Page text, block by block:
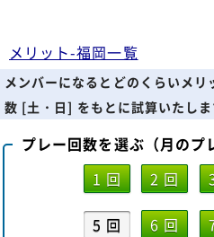
メリット-福岡一覧
メンバーになるとどのくらいメリ
数 [土・日] をもとに試算いたしま
プレー回数を選ぶ（月のプ
1 回
2 回
5 回 6 回